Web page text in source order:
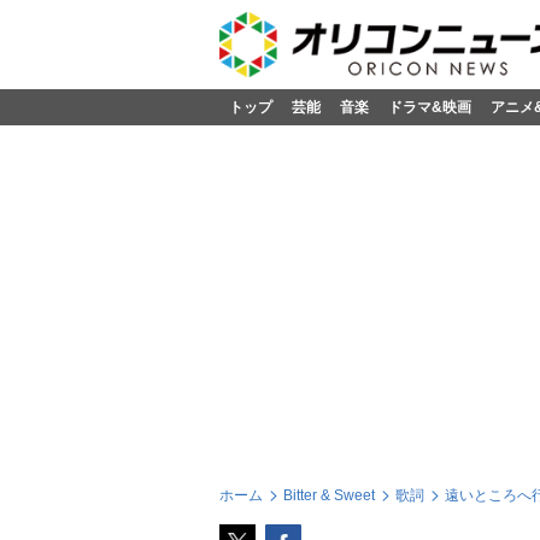
トップ 芸能 音楽 ドラマ&映画 アニメ
ホーム Bitter & Sweet 歌詞 遠いところへ